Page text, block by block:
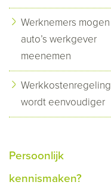
Werknemers mogen
auto’s werkgever
meenemen
Werkkostenregeling
wordt eenvoudiger
Persoonlijk
kennismaken?